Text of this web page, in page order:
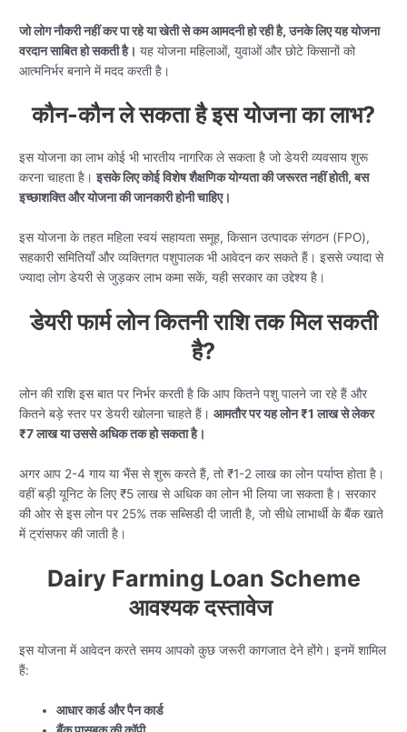
जो लोग नौकरी नहीं कर पा रहे या खेती से कम आमदनी हो रही है, उनके लिए यह योजना
वरदान साबित हो सकती है। यह योजना महिलाओं, युवाओं और छोटे किसानों को
आत्मनिर्भर बनाने में मदद करती है।
कौन-कौन ले सकता है इस योजना का लाभ?
इस योजना का लाभ कोई भी भारतीय नागरिक ले सकता है जो डेयरी व्यवसाय शुरू
करना चाहता है।इसके लिए कोई विशेष शैक्षणिक योग्यता की जरूरत नहीं होती, बस
इच्छाशक्ति और योजना की जानकारी होनी चाहिए।
इस योजना के तहत महिला स्वयं सहायता समूह, किसान उत्पादक संगठन (FPO),
सहकारी समितियाँ और व्यक्तिगत पशुपालक भी आवेदन कर सकते हैं। इससे ज्यादा से
ज्यादा लोग डेयरी से जुड़कर लाभ कमा सकें, यही सरकार का उद्देश्य है।
डेयरी फार्म लोन कितनी राशि तक मिल सकती
है?
लोन की राशि इस बात पर निर्भर करती है कि आप कितने पशु पालने जा रहे हैं और
कितने बड़े स्तर पर डेयरी खोलना चाहते हैं।आमतौर पर यह लोन ₹1 लाख से लेकर
₹7 लाख या उससे अधिक तक हो सकता है।
अगर आप 2-4 गाय या भैंस से शुरू करते हैं, तो ₹1-2 लाख का लोन पर्याप्त होता है।
वहीं बड़ी यूनिट के लिए ₹5 लाख से अधिक का लोन भी लिया जा सकता है। सरकार
की ओर से इस लोन पर 25% तक सब्सिडी दी जाती है, जो सीधे लाभार्थी के बैंक खाते
में ट्रांसफर की जाती है।
Dairy Farming Loan Scheme
आवश्यक दस्तावेज
इस योजना में आवेदन करते समय आपको कुछ जरूरी कागजात देने होंगे। इनमें शामिल
हैं:
आधार कार्ड और पैन कार्ड